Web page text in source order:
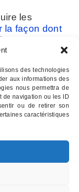
des technologies
aux informations des
nous permettra de
de navigation ou les ID
ou de retirer son
caractéristiques
les
la façon dont
sont
11 22 85
- 64000 PAU